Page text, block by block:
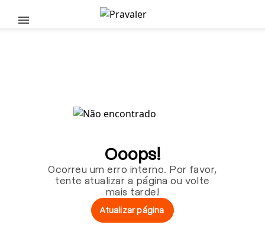
Pular para o conteúdo principal
Ooops!
Ocorreu um erro interno. Por favor,
tente atualizar a página ou volte
mais tarde!
Atualizar página